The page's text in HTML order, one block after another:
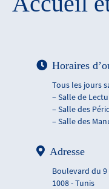
Horaires
Tous les jours
– Salle de
– Salle des
– Salle des
Adresse
Boulevard du 9
1008 - Tunis